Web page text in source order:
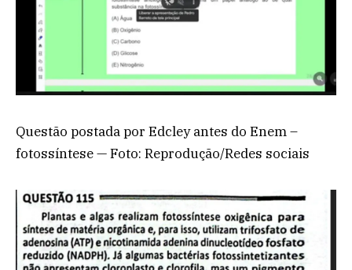
Questão postada por Edcley antes do Enem –
fotossíntese — Foto: Reprodução/Redes sociais